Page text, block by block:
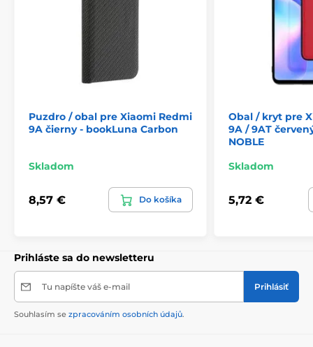
Puzdro / obal pre Xiaomi Redmi
9A čierny - bookLuna Carbon
Skladom
8,57 € Do košíka
Obal / kryt pre
9A / 9AT
NOBLE
Skladom
5,72 €
Prihláste sa do newsletteru
Tu napíšte váš e-mail Prihlásiť
Souhlasím se zpracováním osobních údajů.